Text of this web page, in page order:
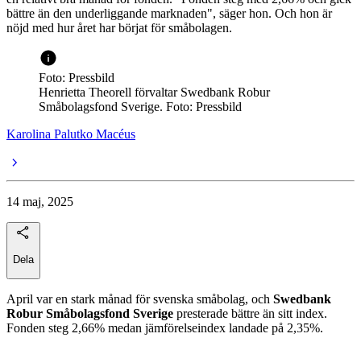
bättre än den underliggande marknaden", säger hon. Och hon är
nöjd med hur året har börjat för småbolagen.
Foto: Pressbild
Henrietta Theorell förvaltar Swedbank Robur
Småbolagsfond Sverige. Foto: Pressbild
Karolina Palutko Macéus
14 maj, 2025
Dela
April var en stark månad för svenska småbolag, och Swedbank
Robur Småbolagsfond Sverige presterade bättre än sitt index.
Fonden steg 2,66% medan jämförelseindex landade på 2,35%.